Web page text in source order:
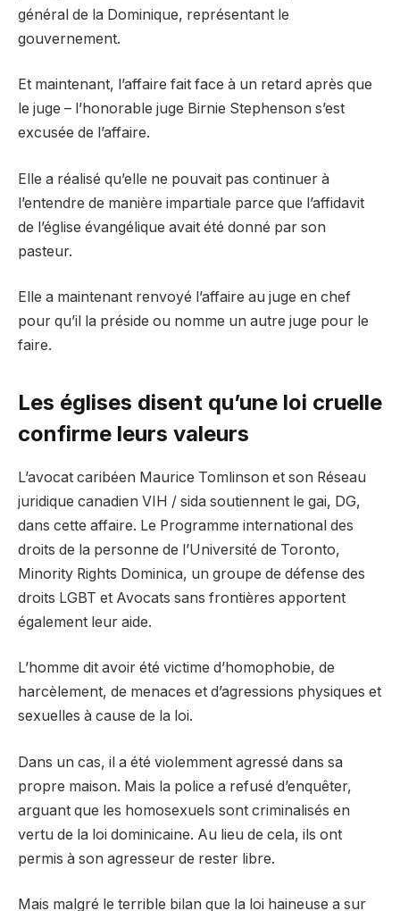
général de la Dominique, représentant le
gouvernement.
Et maintenant, l’affaire fait face à un retard après que
le juge – l’honorable juge Birnie Stephenson s’est
excusée de l’affaire.
Elle a réalisé qu’elle ne pouvait pas continuer à
l’entendre de manière impartiale parce que l’affidavit
de l’église évangélique avait été donné par son
pasteur.
Elle a maintenant renvoyé l’affaire au juge en chef
pour qu’il la préside ou nomme un autre juge pour le
faire.
Les églises disent qu’une loi cruelle
confirme leurs valeurs
L’avocat caribéen Maurice Tomlinson et son Réseau
juridique canadien VIH / sida soutiennent le gai, DG,
dans cette affaire. Le Programme international des
droits de la personne de l’Université de Toronto,
Minority Rights Dominica, un groupe de défense des
droits LGBT et Avocats sans frontières apportent
également leur aide.
L’homme dit avoir été victime d’homophobie, de
harcèlement, de menaces et d’agressions physiques et
sexuelles à cause de la loi.
Dans un cas, il a été violemment agressé dans sa
propre maison. Mais la police a refusé d’enquêter,
arguant que les homosexuels sont criminalisés en
vertu de la loi dominicaine. Au lieu de cela, ils ont
permis à son agresseur de rester libre.
Mais malgré le terrible bilan que la loi haineuse a sur